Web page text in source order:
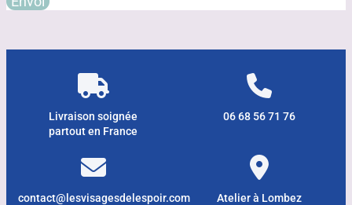
Livraison soignée
partout en France
06 68 56 71 76
contact@lesvisagesdelespoir.com Atelier à Lombez